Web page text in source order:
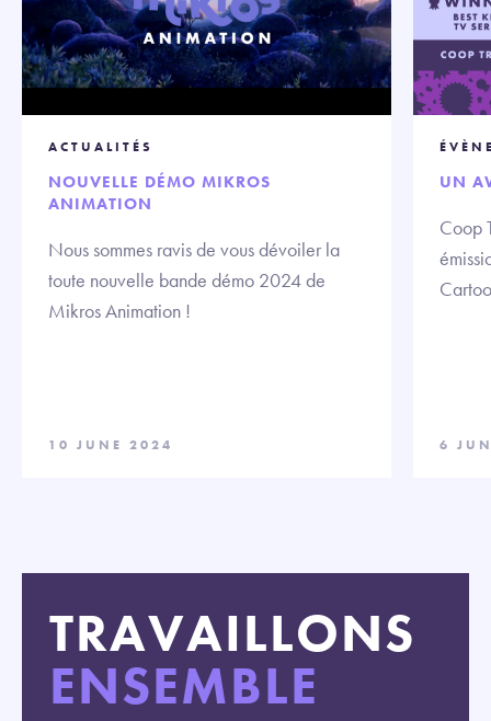
ACTUALITÉS
NOUVELLE DÉMO MIKROS
ANIMATION
Nous sommes ravis de vous dévoiler la
toute nouvelle bande démo 2024 de
Mikros Animation !
10 JUNE 2024
UN
Coop
6
TRAVAILLONS
ENSEMBLE